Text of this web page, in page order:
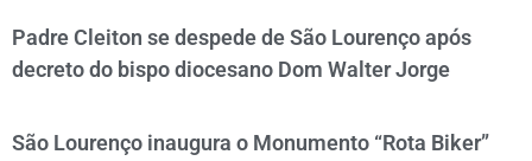
Padre Cleiton se despede de São Lourenço após
decreto do bispo diocesano Dom Walter Jorge
São Lourenço inaugura o Monumento “Rota Biker”